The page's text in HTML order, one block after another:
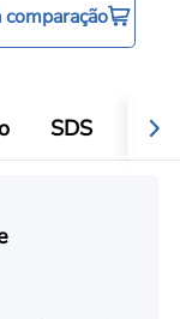
SDS